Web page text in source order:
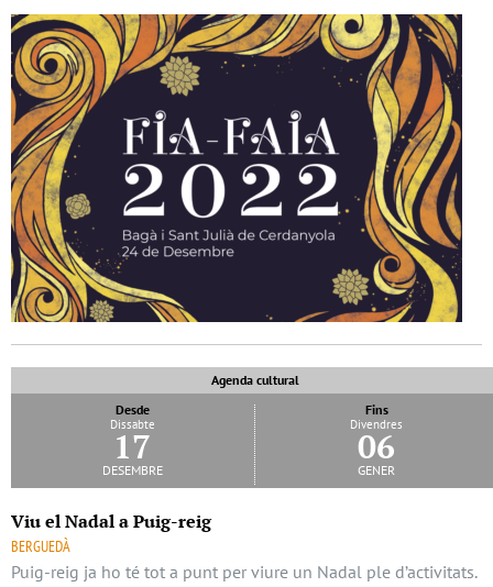
Agenda cultural
Desde
Dissabte
17
desembre
Fins
Divendres
06
gener
Viu el Nadal a Puig-reig
BERGUEDÀ
Puig-reig ja ho té tot a punt per viure un Nadal ple d’activitats.